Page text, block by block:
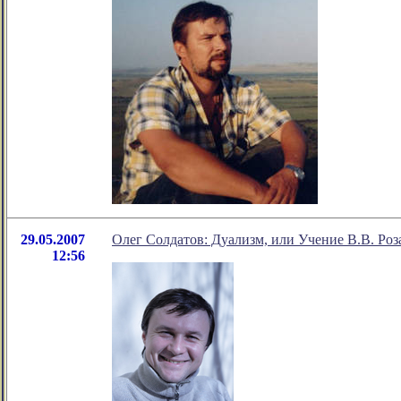
29.05.2007
12:56
Олег Солдатов: Дуализм, или Учение В.В.